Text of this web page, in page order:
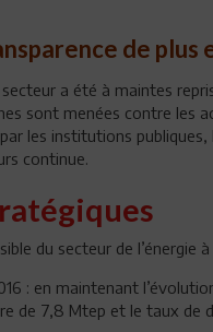
de plus
a été à maintes
sont menées contre les
les institutions
continue.
du secteur de l’énergie
: en maintenant
de 7,8 Mtep et le taux de